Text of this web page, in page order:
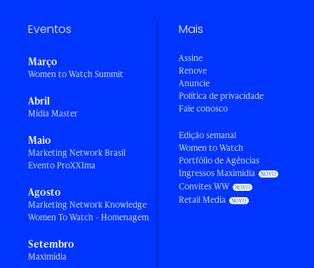
Eventos
Março
Women to Watch Summit
Abril
Mídia Master
Maio
Marketing Network Brasil
Evento ProXXIma
Agosto
Marketing Network Knowledge
Women To Watch - Homenagem
Setembro
Maximídia
Mais
Assine
Renove
Anuncie
Política de privacidade
Fale conosco
Edição semanal
Women to Watch
Portfólio de Agências
Ingressos Maximídia
Convites WW
Retail Media